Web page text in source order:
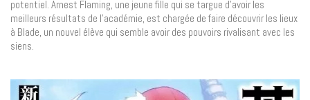
potentiel. Arnest Flaming, une jeune fille qui se targue d’avoir les
meilleurs résultats de l’académie, est chargée de faire découvrir les lieux
à Blade, un nouvel élève qui semble avoir des pouvoirs rivalisant avec les
siens.